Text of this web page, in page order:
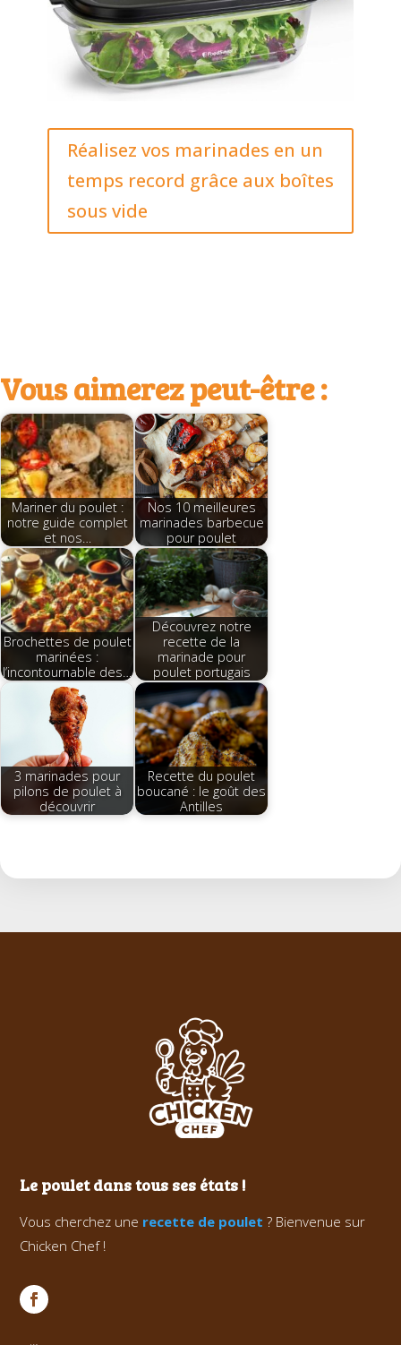
Réalisez vos marinades en un
temps record grâce aux boîtes
sous vide
Vous aimerez peut-être :
Mariner du poulet :
notre guide complet
et nos…
Nos 10 meilleures
marinades barbecue
pour poulet
Brochettes de poulet
marinées :
l’incontournable des…
Découvrez notre
recette de la
marinade pour
poulet portugais
3 marinades pour
pilons de poulet à
découvrir
Recette du poulet
boucané : le goût des
Antilles
Le poulet dans tous ses états !
Vous cherchez une recette de poulet ? Bienvenue sur
Chicken Chef !